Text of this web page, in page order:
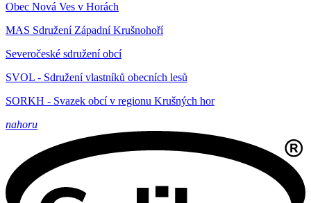
Obec Nová Ves v Horách
MAS Sdružení Západní Krušnohoří
Severočeské sdružení obcí
SVOL - Sdružení vlastníků obecních lesů
SORKH - Svazek obcí v regionu Krušných hor
nahoru